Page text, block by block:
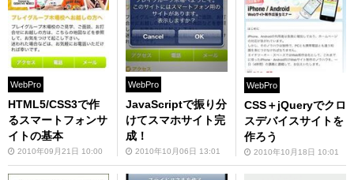
WebPro
HTML5/CSS3で作
るスマートフォンサ
イトの基本
2010年09月21日 10:00
WebPro
JavaScriptで振り分
けてスマホサイト完
成！
2010年10月06日 13:01
WebPro
CSS＋jQueryでクロ
スデバイスサイトを
作ろう
2010年10月18日 10:01